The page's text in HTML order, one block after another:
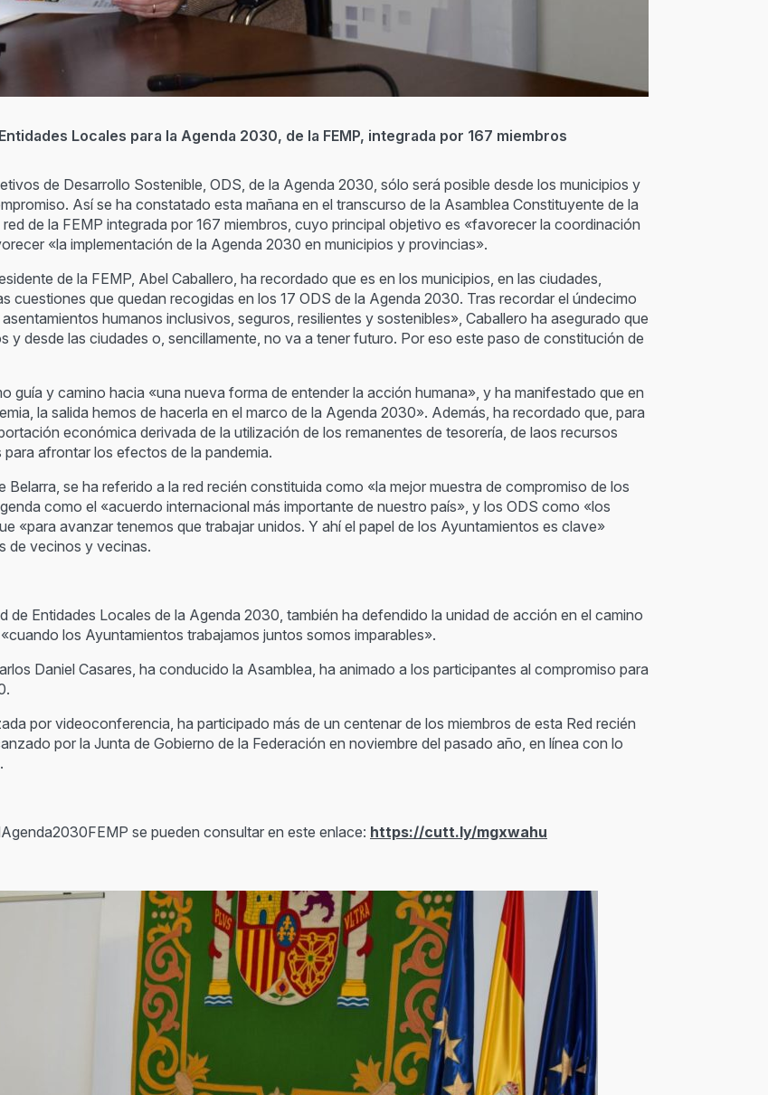
Locales para la Agenda 2030, de la FEMP, integrada por 167 miembros
de Desarrollo Sostenible, ODS, de la Agenda 2030, sólo será posible desde los municipios y
Así se ha constatado esta mañana en el transcurso de la Asamblea Constituyente de la
de la FEMP integrada por 167 miembros, cuyo principal objetivo es «favorecer la coordinación
«la implementación de la Agenda 2030 en municipios y provincias».
de la FEMP, Abel Caballero, ha recordado que es en los municipios, en las ciudades,
cuestiones que quedan recogidas en los 17 ODS de la Agenda 2030. Tras recordar el úndecimo
humanos inclusivos, seguros, resilientes y sostenibles», Caballero ha asegurado que
desde las ciudades o, sencillamente, no va a tener futuro. Por eso este paso de constitución de
guía y camino hacia «una nueva forma de entender la acción humana», y ha manifestado que en
la salida hemos de hacerla en el marco de la Agenda 2030». Además, ha recordado que, para
económica derivada de la utilización de los remanentes de tesorería, de laos recursos
afrontar los efectos de la pandemia.
se ha referido a la red recién constituida como «la mejor muestra de compromiso de los
como el «acuerdo internacional más importante de nuestro país», y los ODS como «los
«para avanzar tenemos que trabajar unidos. Y ahí el papel de los Ayuntamientos es clave»
de vecinos y vecinas.
de Entidades Locales de la Agenda 2030, también ha defendido la unidad de acción en el camino
los Ayuntamientos trabajamos juntos somos imparables».
Daniel Casares, ha conducido la Asamblea, ha animado a los participantes al compromiso para
por videoconferencia, ha participado más de un centenar de los miembros de esta Red recién
por la Junta de Gobierno de la Federación en noviembre del pasado año, en línea con lo
se pueden consultar en este enlace: https://cutt.ly/mgxwahu